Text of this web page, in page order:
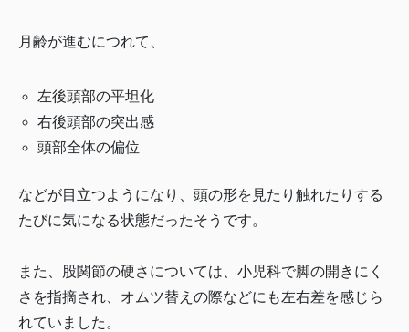
月齢が進むにつれて、
左後頭部の平坦化
右後頭部の突出感
頭部全体の偏位
などが目立つようになり、頭の形を見たり触れたりする
たびに気になる状態だったそうです。
また、股関節の硬さについては、小児科で脚の開きにく
さを指摘され、オムツ替えの際などにも左右差を感じら
れていました。